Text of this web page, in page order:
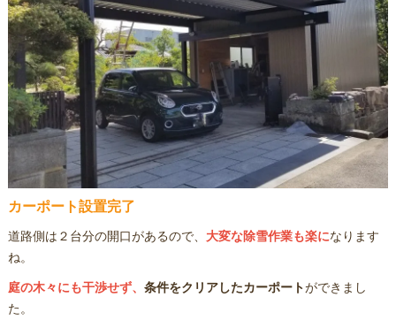
カーポート設置完了
道路側は２台分の開口があるので、 大変な除雪作業も楽になります
ね。
庭の木々にも干渉せず、 条件をクリアしたカーポートができまし
た。